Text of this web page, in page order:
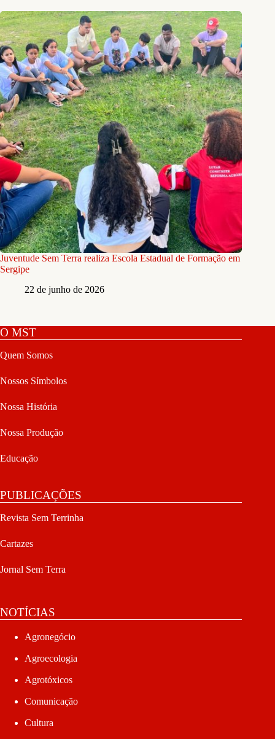
Juventude Sem Terra realiza Escola Estadual de Formação em
Sergipe
22 de junho de 2026
O MST
Quem Somos
Nossos Símbolos
Nossa História
Nossa Produção
Educação
PUBLICAÇÕES
Revista Sem Terrinha
Cartazes
Jornal Sem Terra
NOTÍCIAS
Agronegócio
Agroecologia
Agrotóxicos
Comunicação
Cultura